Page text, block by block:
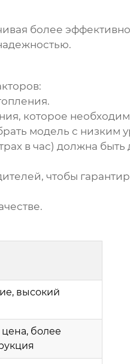
более
которое
модель с низким
в час) должна быть
чтобы
высокий
более